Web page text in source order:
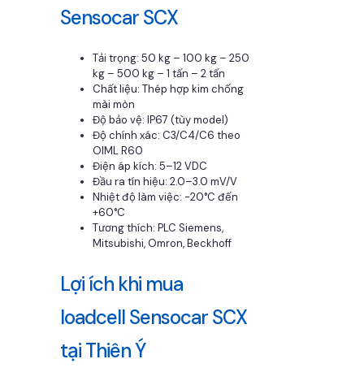
Sensocar SCX
Tải trọng: 50 kg – 100 kg – 250
kg – 500 kg – 1 tấn – 2 tấn
Chất liệu: Thép hợp kim chống
mài mòn
Độ bảo vệ: IP67 (tùy model)
Độ chính xác: C3/C4/C6 theo
OIML R60
Điện áp kích: 5–12 VDC
Đầu ra tín hiệu: 2.0–3.0 mV/V
Nhiệt độ làm việc: -20°C đến
+60°C
Tương thích: PLC Siemens,
Mitsubishi, Omron, Beckhoff
Lợi ích khi mua
loadcell Sensocar SCX
tại Thiên Ý